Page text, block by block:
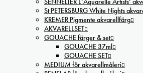
St PETERSBURG White Nights
KREMER Pigmente akvarellfärg
AKVARELLSET
GOUACHE färger & set
GOUACHE 37ml
GOUACHE SET
MEDIUM för akvarellmåleri